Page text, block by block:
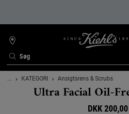
Søg
FIND
BUTIK
Main content
... KATEGORI Ansigtsrens & Scrubs
Ultra Facial Oil-
DKK 200,00